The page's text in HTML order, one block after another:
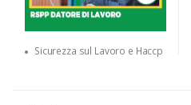
Sicurezza sul Lavoro e Haccp